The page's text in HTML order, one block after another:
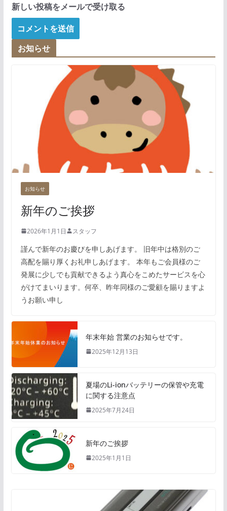
新しい投稿をメールで受け取る
お知らせ
お知らせ
新年のご挨拶
2026年1月1日 スタッフ
謹んで新年のお慶びを申しあげます。 旧年中は格別のご
高配を賜り厚くお礼申しあげます。 本年もご会員様のご
発展に少しでも貢献できるよう真心をこめたサービスを心
がけてまいります。何卒、昨年同様のご愛顧を賜りますよ
うお願い申し
年末年始 営業のお知らせです。
2025年12月13日
夏場のLi-ionバッテリーの保管や充電
に関する注意点
2025年7月24日
新年のご挨拶
2025年1月1日